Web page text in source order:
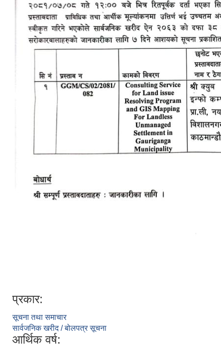
प्रकार:
सूचना तथा समाचार
सार्वजनिक खरीद / बोलपत्र सूचना
आर्थिक वर्ष: